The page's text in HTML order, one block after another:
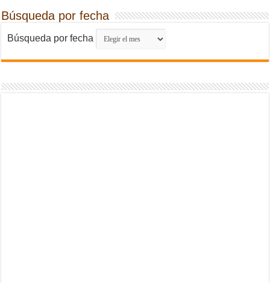
Búsqueda por fecha
Búsqueda por fecha